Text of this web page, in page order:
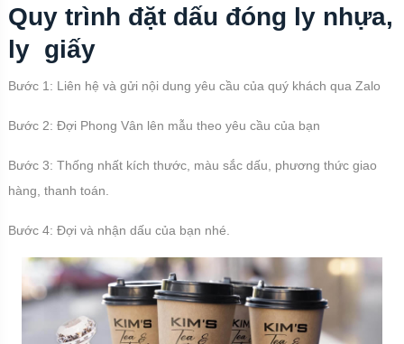
Quy trình đặt dấu đóng ly nhựa,
ly giấy
Bước 1: Liên hệ và gửi nội dung yêu cầu của quý khách qua Zalo
Bước 2: Đợi Phong Vân lên mẫu theo yêu cầu của bạn
Bước 3: Thống nhất kích thước, màu sắc dấu, phương thức giao
hàng, thanh toán.
Bước 4: Đợi và nhận dấu của bạn nhé.